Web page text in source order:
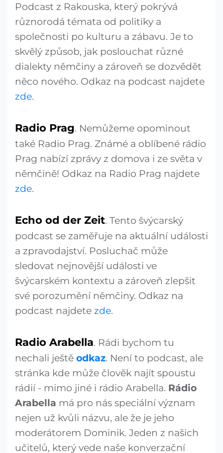
Podcast z Rakouska, který pokrývá
různorodá témata od politiky a
společnosti po kulturu a zábavu. Je to
skvělý způsob, jak poslouchat různé
dialekty němčiny a zároveň se dozvědět
něco nového. Odkaz na podcast najdete
zde.
Radio Prag. Nemůžeme opominout
také Radio Prag. Známé a oblíbené rádio
Prag nabízí zprávy z domova i ze světa v
němčině! Odkaz na Radio Prag najdete
zde.
Echo od der Zeit. Tento švýcarský
podcast se zaměřuje na aktuální události
a zpravodajství. Posluchač může
sledovat nejnovější události ve
švýcarském kontextu a zároveň zlepšit
své porozumění němčiny. Odkaz na
podcast najdete zde.
Radio Arabella. Rádi bychom tu
nechali ještě odkaz. Není to podcast, ale
stránka kde může člověk najít spoustu
rádií - mimo jiné i rádio Arabella. Rádio
Arabella má pro nás speciální význam
nejen už kvůli názvu, ale že je jeho
moderátorem Dominik. Jeden z našich
učitelů, který vede naše konverzační